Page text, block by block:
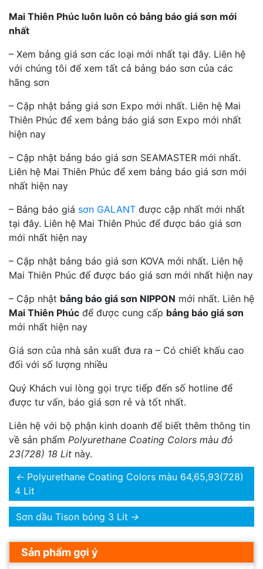
Mai Thiên Phúc luôn luôn có bảng báo giá sơn mới
nhất
– Xem bảng giá sơn các loại mới nhất tại đây. Liên hệ
với chúng tôi để xem tất cả bảng báo sơn của các
hãng sơn
– Cập nhật bảng giá sơn Expo mới nhất. Liên hệ Mai
Thiên Phúc để xem bảng báo giá sơn Expo mới nhất
hiện nay
– Cập nhật bảng báo giá sơn SEAMASTER mới nhất.
Liên hệ Mai Thiên Phúc để xem bảng báo giá sơn mới
nhất hiện nay
– Bảng báo giá sơn GALANT được cập nhất mới nhất
tại đây. Liên hệ Mai Thiên Phúc để được báo giá sơn
mới nhất hiện nay
– Cập nhật bảng báo giá sơn KOVA mới nhất. Liên hệ
Mai Thiên Phúc để được báo giá sơn mới nhất hiện nay
– Cập nhật bảng báo giá sơn NIPPON mới nhất. Liên hệ
Mai Thiên Phúc để được cung cấp bảng báo giá sơn
mới nhất hiện nay
Giá sơn của nhà sản xuất đưa ra – Có chiết khấu cao
đối với số lượng nhiều
Quý Khách vui lòng gọi trực tiếp đến số hotline để
được tư vấn, báo giá sơn rẻ và tốt nhất.
Liên hệ với bộ phận kinh doanh để biết thêm thông tin
về sản phẩm Polyurethane Coating Colors màu đỏ
23(728) 18 Lit này.
← Polyurethane Coating Colors màu 64,65,93(728)
4 Lit
Sơn dầu Tison bóng 3 Lit →
Sản phẩm gợi ý